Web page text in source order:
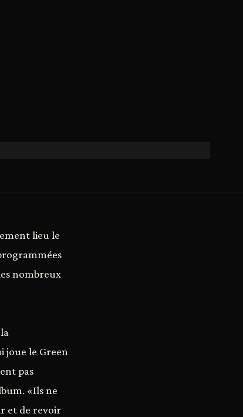
lieu le
nombreux
joue le Green
pas
«Ils ne
et de revoir